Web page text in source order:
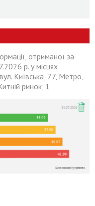
отриманої за
р. у місцях
Київська, 77, Метро,
ринок, 1